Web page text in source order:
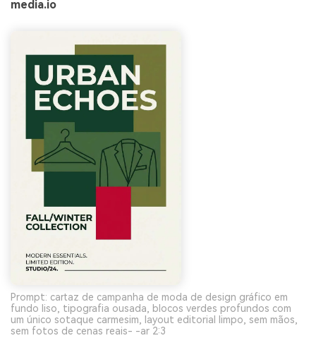
media.io
Prompt: cartaz de campanha de moda de design gráfico em
fundo liso, tipografia ousada, blocos verdes profundos com
um único sotaque carmesim, layout editorial limpo, sem mãos,
sem fotos de cenas reais- -ar 2:3